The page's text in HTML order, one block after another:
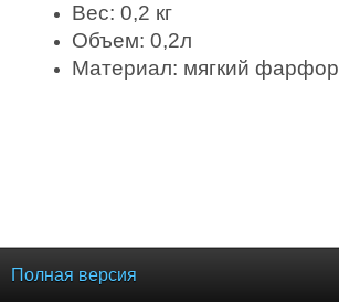
Вес: 0,2 кг
Объем: 0,2л
Материал: мягкий фарфор
Полная версия